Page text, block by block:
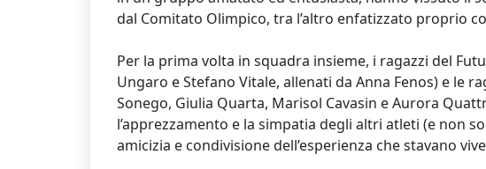
dal Comitato Olimpico, tra l’altro enfatizzato proprio
Per la prima volta in squadra insieme, i ragazzi del
Ungaro e Stefano Vitale, allenati da Anna Fenos) e le
Sonego, Giulia Quarta, Marisol Cavasin e Aurora
l’apprezzamento e la simpatia degli altri atleti (e non
amicizia e condivisione dell’esperienza che stavano